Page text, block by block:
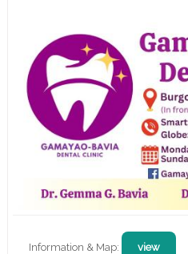
Information & Map: view